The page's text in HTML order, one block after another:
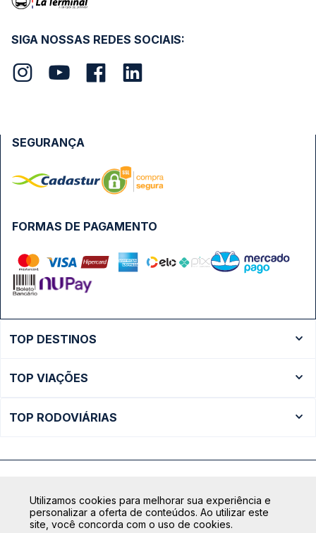
SIGA NOSSAS REDES SOCIAIS:
FORMAS DE PAGAMENTO
SEGURANÇA
TOP DESTINOS
Ônibus São Paulo
TOP VIAÇÕES
Passagens Pássaro Marron
+ Viações
TOP RODOVIÁRIAS
Rodoviária Curitiba
Comercial Alphaville, Barueri - SP | CEP: 06453-038
CNPJ: 18.087.991/0001-57 | saconibus@queropassagem.com.br
Utilizamos cookies para melhorar sua experiência e
personalizar a oferta de conteúdos. Ao utilizar este
site, você concorda com o uso de cookies.